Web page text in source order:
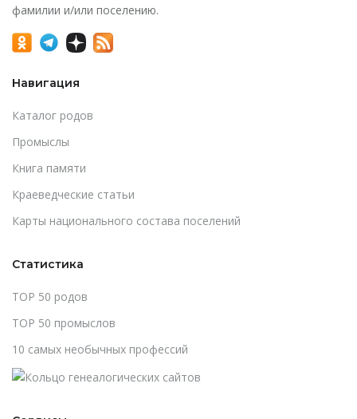
фамилии и/или поселению.
Навигация
Каталог родов
Промыслы
Книга памяти
Краеведческие статьи
Карты национального состава поселений
Статистика
TOP 50 родов
TOP 50 промыслов
10 самых необычных профессий